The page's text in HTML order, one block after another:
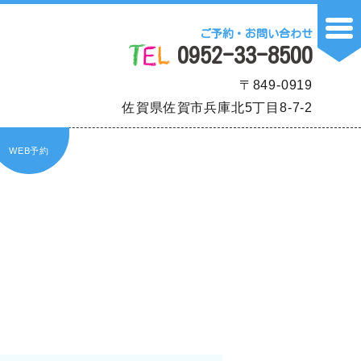
WEB予約
ご予約・お問い合わせ
0952-33-8500
〒849-0919
佐賀県佐賀市兵庫北5丁目8-7-2